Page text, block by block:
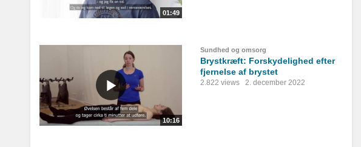
01:49
10:16
Sundhed og omsorg
Brystkræft: Forskydelighed efter
fjernelse af brystet
2.822 views 2. december 2022